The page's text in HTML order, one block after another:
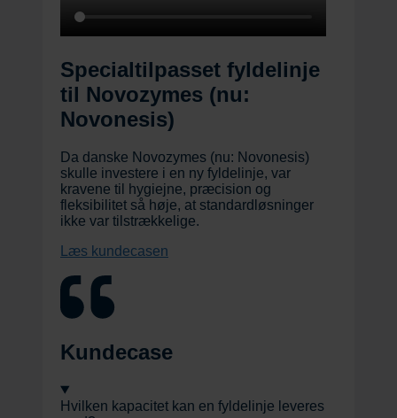
Specialtilpasset fyldelinje
til Novozymes (nu:
Novonesis)
Da danske Novozymes (nu: Novonesis)
skulle investere i en ny fyldelinje, var
kravene til hygiejne, præcision og
fleksibilitet så høje, at standardløsninger
ikke var tilstrækkelige.
Læs kundecasen
Kundecase
Hvilken kapacitet kan en fyldelinje leveres